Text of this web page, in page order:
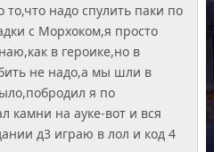
надо спулить паки по
с Морхоком,я просто
в героике,но в
не надо,а мы шли в
я по
камни на ауке-вот и вся
д3 играю в лол и код 4